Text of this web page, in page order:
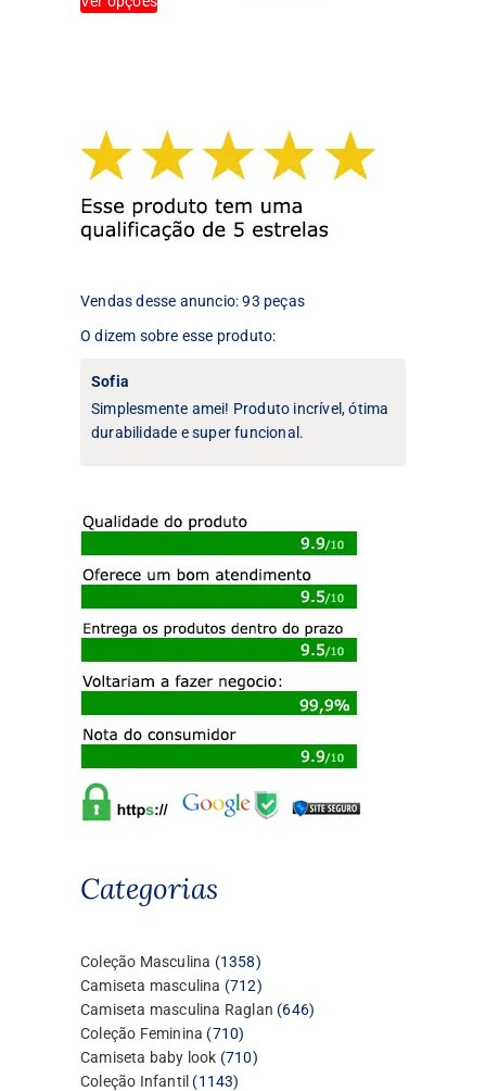
produto
opções
podem
ser
escolhidas
na
produto
podem
ser
escolhidas
página
Vendas desse anuncio: 93 peças
O dizem sobre esse produto:
Sofia
Simplesmente amei! Produto incrível, ótima
durabilidade e super funcional.
Categorias
Coleção Masculina 13581358
produtos
Camiseta masculina 712712
produtos
Camiseta masculina Raglan 646646
Coleção Feminina 710710
produtos
Camiseta baby look 710710
Coleção Infantil 11431143